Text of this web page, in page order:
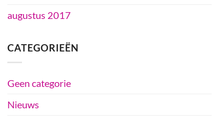
augustus 2017
CATEGORIEËN
Geen categorie
Nieuws